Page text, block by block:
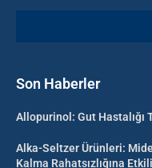
Son Haberler
Allopurinol: Gut Hastalığı
Alka-Seltzer Ürünleri: Mide
Kalma Rahatsızlığına